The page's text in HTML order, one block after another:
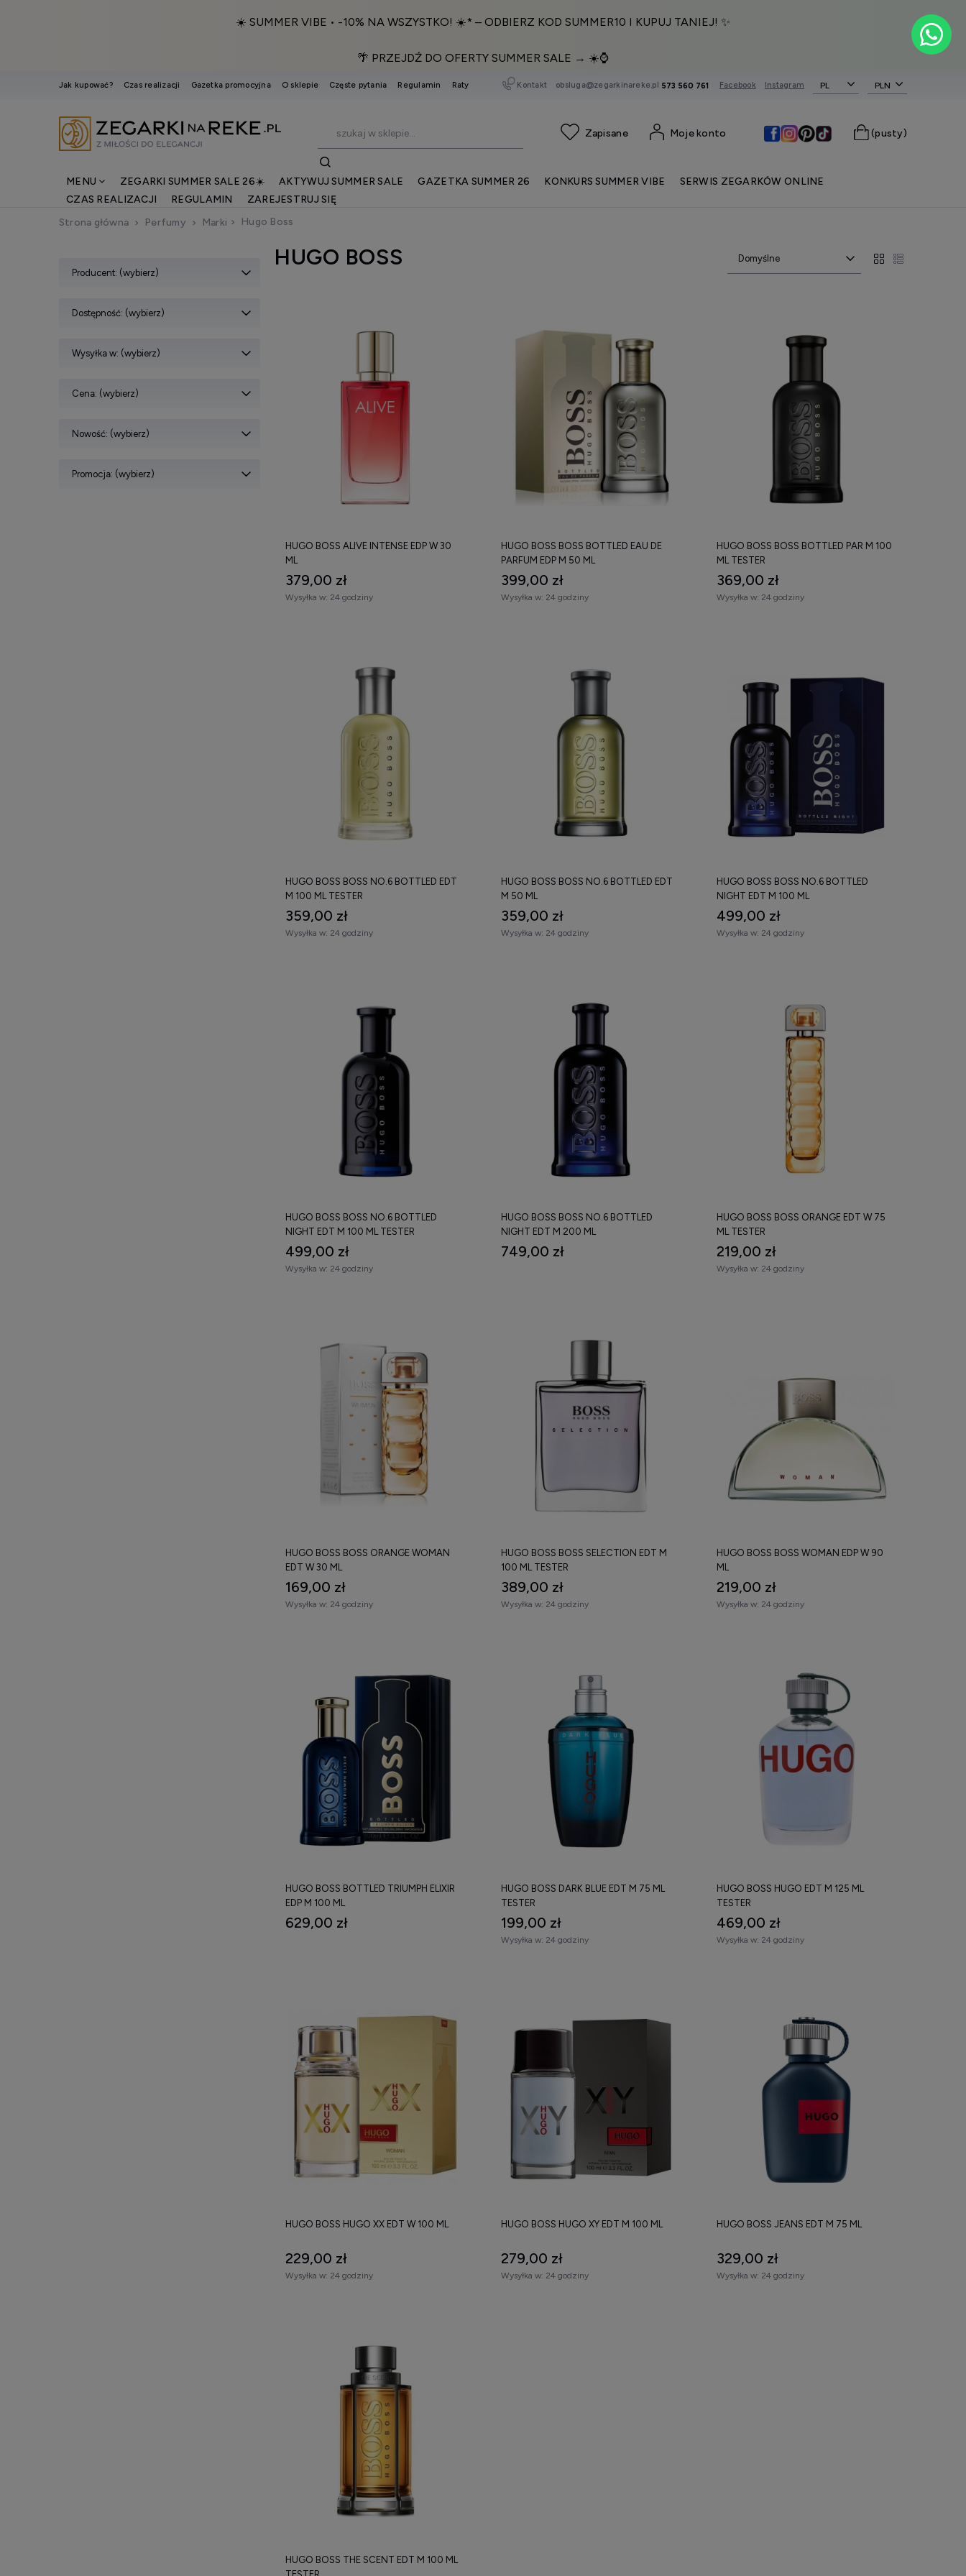
☀️ SUMMER VIBE • -10% NA WSZYSTKO! ☀️* – ODBIERZ KOD SUMMER10 I KUPUJ TANIEJ! ✨
🌴 PRZEJDŹ DO OFERTY SUMMER SALE → ☀️⌚️
Jak kupować? Czas realizacji Gazetka promocyjna O sklepie Częste pytania Regulamin Raty Kontakt obsluga@zegarkinareke.pl 573 560 761 Facebook Instagram PL
(pusty)
Moje konto
MENU ZEGARKI SUMMER SALE 26☀️ AKTYWUJ SUMMER SALE GAZETKA SUMMER 26 KONKURS SUMMER VIBE
SERWIS ZEGARKÓW ONLINE
CZAS REALIZACJI
REGULAMIN
ZAREJESTRUJ SIĘ
Strona główna
Perfumy Marki Hugo Boss
Producent: (wybierz)
Dostępność: (wybierz)
Wysyłka w: (wybierz)
Cena: (wybierz)
Nowość: (wybierz)
Promocja: (wybierz)
HUGO BOSS
HUGO BOSS ALIVE INTENSE EDP W 30
ML
379,00 zł
Wysyłka w: 24 godziny
HUGO BOSS BOSS BOTTLED EAU DE
PARFUM EDP M 50 ML
399,00 zł
Wysyłka w: 24 godziny
HUGO BOSS BOSS BOTTLED PAR M 100
ML TESTER
369,00 zł
Wysyłka w: 24 godziny
HUGO BOSS BOSS NO.6 BOTTLED EDT
M 100 ML TESTER
359,00 zł
Wysyłka w: 24 godziny
HUGO BOSS BOSS NO.6 BOTTLED EDT
M 50 ML
359,00 zł
Wysyłka w: 24 godziny
HUGO BOSS BOSS NO.6 BOTTLED
NIGHT EDT M 100 ML
499,00 zł
Wysyłka w: 24 godziny
HUGO BOSS BOSS NO.6 BOTTLED
NIGHT EDT M 100 ML TESTER
499,00 zł
Wysyłka w: 24 godziny
HUGO BOSS BOSS NO.6 BOTTLED
NIGHT EDT M 200 ML
749,00 zł
HUGO BOSS BOSS ORANGE EDT W 75
ML TESTER
219,00 zł
Wysyłka w: 24 godziny
HUGO BOSS BOSS ORANGE WOMAN
EDT W 30 ML
169,00 zł
Wysyłka w: 24 godziny
HUGO BOSS BOSS SELECTION EDT M
100 ML TESTER
389,00 zł
Wysyłka w: 24 godziny
HUGO BOSS BOSS WOMAN EDP W 90
ML
219,00 zł
Wysyłka w: 24 godziny
HUGO BOSS BOTTLED TRIUMPH ELIXIR
EDP M 100 ML
629,00 zł
HUGO BOSS DARK BLUE EDT M 75 ML
TESTER
199,00 zł
Wysyłka w: 24 godziny
HUGO BOSS HUGO EDT M 125 ML
TESTER
469,00 zł
Wysyłka w: 24 godziny
HUGO BOSS HUGO XX EDT W 100 ML
229,00 zł
Wysyłka w: 24 godziny
HUGO BOSS HUGO XY EDT M 100 ML
279,00 zł
Wysyłka w: 24 godziny
HUGO BOSS JEANS EDT M 75 ML
329,00 zł
Wysyłka w: 24 godziny
HUGO BOSS THE SCENT EDT M 100 ML